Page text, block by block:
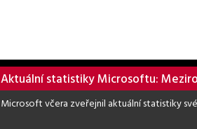
Aktuální statistiky Microsoftu:
Microsoft včera zveřejnil aktuální statistiky